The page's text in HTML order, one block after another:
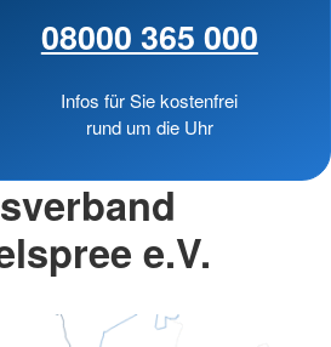
08000 365 000
Infos für Sie kostenfrei
rund um die Uhr
e.V.